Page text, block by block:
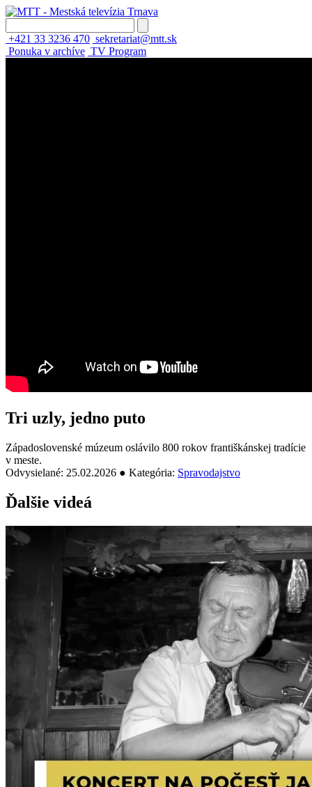
+421 33 3236 470 sekretariat@mtt.sk
Ponuka v archíve TV Program
Tri uzly, jedno puto
Západoslovenské múzeum oslávilo 800 rokov františkánskej tradície
v meste.
Odvysielané: 25.02.2026 ● Kategória: Spravodajstvo
Ďalšie videá